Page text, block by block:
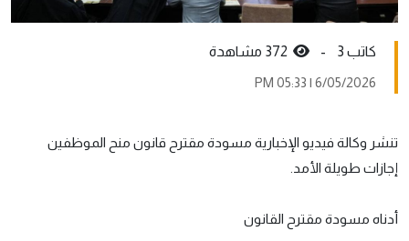
كاتب 3 -
6/05/2026 | 05:33 PM
تنشر وكالة فيديو الإخبارية مسودة مقترح قانون منح الموظفين
إجازات طويلة الأمد.
أدناه مسودة مقترح القانون